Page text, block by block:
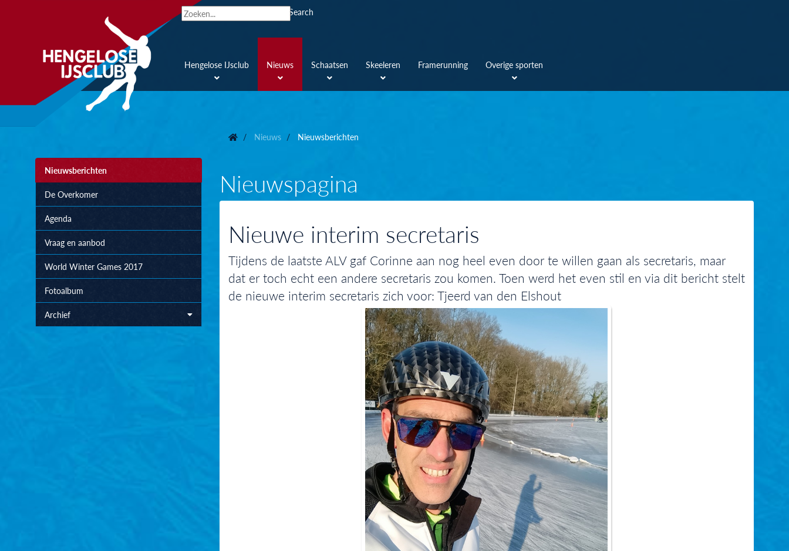
Search
Hengelose IJsclub Nieuws Schaatsen Skeeleren Framerunning Overige sporten
Nieuwsberichten
De Overkomer
Agenda
Vraag en aanbod
World Winter Games 2017
Fotoalbum
Archief
Nieuws Nieuwsberichten
Nieuwspagina
Nieuwe interim secretaris
Tijdens de laatste ALV gaf Corinne aan nog heel even door te willen gaan als secretaris, maar
dat er toch echt een andere secretaris zou komen. Toen werd het even stil en via dit bericht stelt
de nieuwe interim secretaris zich voor: Tjeerd van den Elshout